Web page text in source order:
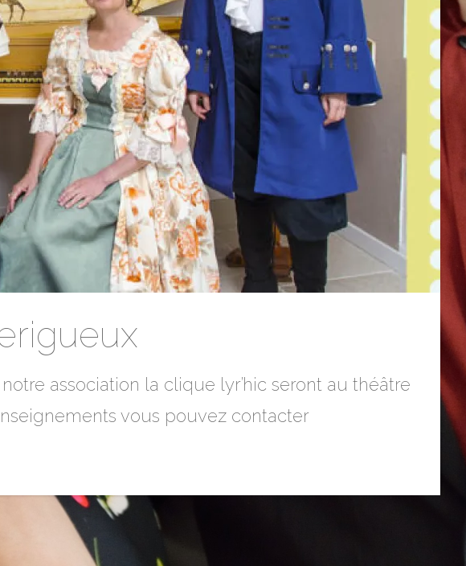
association la clique lyr’hic seront au théâtre
vous pouvez contacter